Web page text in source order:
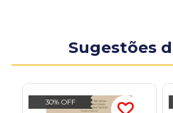
Sugestões
30% OFF